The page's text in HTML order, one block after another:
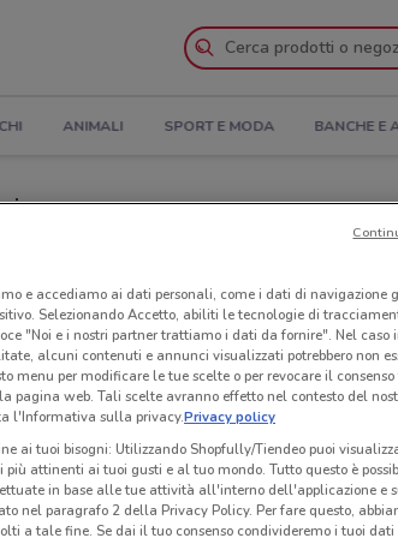
ANIMALI SPORT E MODA BANCHE E
e accediamo ai dati personali, come i dati di navigazione
Selezionando Accetto, abiliti le tecnologie di
"Noi e i nostri partner trattiamo i dati da fornire". Nel caso
alcuni contenuti e annunci visualizzati potrebbero non
menu per modificare le tue scelte o per revocare il
web. Tali scelte avranno effetto nel contesto del
l'Informativa sulla privacy.Privacy policy
ai tuoi bisogni: Utilizzando Shopfully/Tiendeo puoi
attinenti ai tuoi gusti e al tuo mondo. Tutto questo è
in base alle tue attività all'interno dell'applicazione e
nel paragrafo 2 della Privacy Policy. Per fare questo,
a tale fine. Se dai il tuo consenso condivideremo i tuoi dati